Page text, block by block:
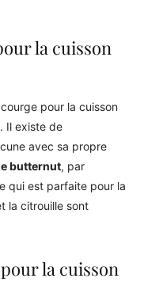
la cuisson
pour la cuisson
Il existe de
avec sa propre
butternut, par
qui est parfaite pour la
la citrouille sont
la cuisson